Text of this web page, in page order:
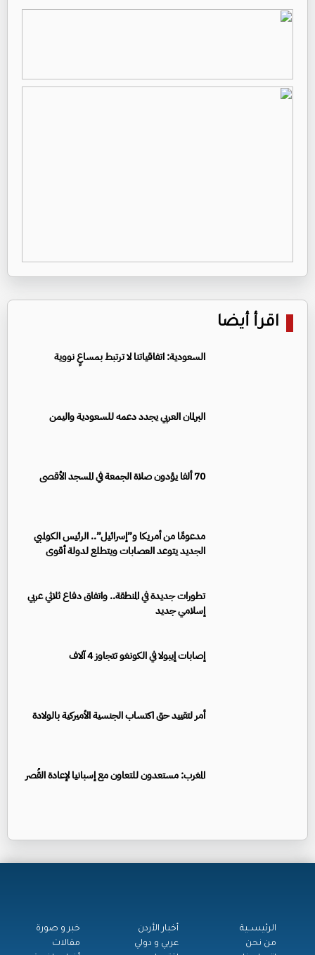
اقرأ أيضا
السعودية: اتفاقياتنا لا ترتبط بمساعٍ نووية
البرلمان العربي يجدد دعمه للسعودية واليمن
70 ألفا يؤدون صلاة الجمعة في المسجد الأقصى
مدعومًا من أمريكا و”إسرائيل”.. الرئيس الكولمبي
الجديد يتوعد العصابات ويتطلع لدولة أقوى
تطورات جديدة في المنطقة.. واتفاق دفاع ثلاثي عربي
إسلامي جديد
إصابات إيبولا في الكونغو تتجاوز 4 آلاف
أمر لتقييد حق اكتساب الجنسية الأميركية بالولادة
المغرب: مستعدون للتعاون مع إسبانيا لإعادة القُصر
الرئيســية
من نحن
أخبار الأردن
عربي و دولي
خبر و صورة
مقالات